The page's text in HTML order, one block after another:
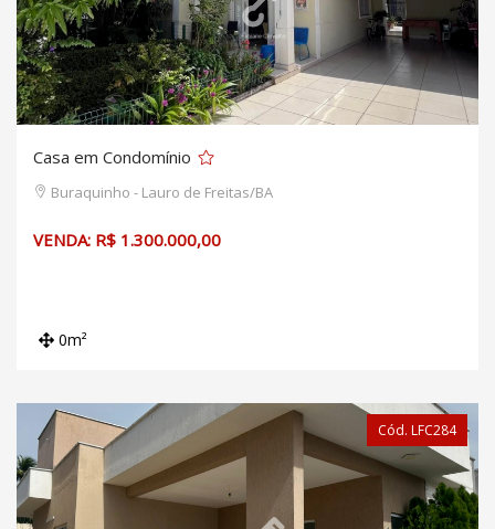
Casa em Condomínio
Buraquinho - Lauro de Freitas/BA
VENDA: R$ 1.300.000,00
0m²
Cód. LFC284